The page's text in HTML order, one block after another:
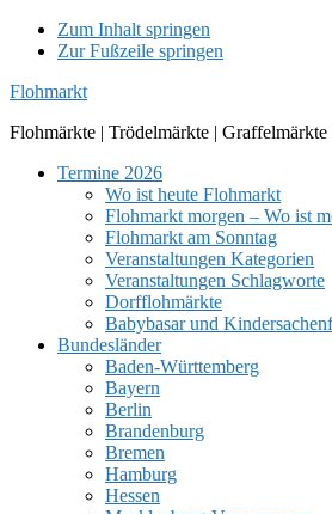
Zum Inhalt springen
Zur Fußzeile springen
Flohmarkt
Flohmärkte | Trödelmärkte | Graffelmärkte
Termine 2026
Wo ist heute Flohmarkt
Flohmarkt morgen – Wo ist
Flohmarkt am Sonntag
Veranstaltungen Kategorien
Veranstaltungen Schlagworte
Dorfflohmärkte
Babybasar und
Bundesländer
Baden-Württemberg
Bayern
Berlin
Brandenburg
Bremen
Hamburg
Hessen